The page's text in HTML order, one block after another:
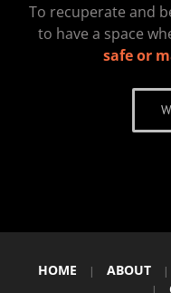
To recuperate and
to have a space
safe or
HOME | ABOUT |
|